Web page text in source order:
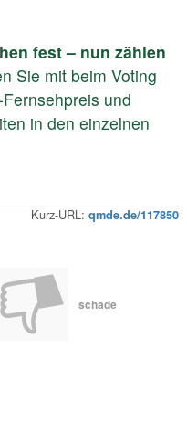
fest – nun zählen
Sie mit beim Voting
und
in den einzelnen
Kurz-URL: qmde.de/117850
schade